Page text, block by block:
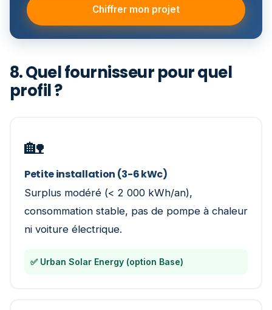
Chiffrer mon projet
8. Quel fournisseur pour quel
profil ?
🏡
Petite installation (3-6 kWc)
Surplus modéré (< 2 000 kWh/an),
consommation stable, pas de pompe à chaleur
ni voiture électrique.
✅ Urban Solar Energy (option Base)